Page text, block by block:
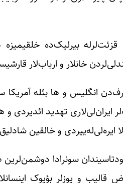
قزئت‌لرله بیرلیک‌ده
خانلار و ارباب‌لار
انگلیس و ها بئله
تهدید ائدیردی و
ایره‌لی‌له‌ییردی و خالقین
کودتاسیندان سونرادا
قالیب و یوزلر بؤیوک